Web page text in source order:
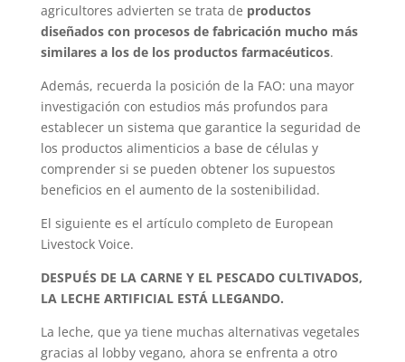
agricultores advierten se trata de productos
diseñados con procesos de fabricación mucho más
similares a los de los productos farmacéuticos.
Además, recuerda la posición de la FAO: una mayor
investigación con estudios más profundos para
establecer un sistema que garantice la seguridad de
los productos alimenticios a base de células y
comprender si se pueden obtener los supuestos
beneficios en el aumento de la sostenibilidad.
El siguiente es el artículo completo de European
Livestock Voice.
DESPUÉS DE LA CARNE Y EL PESCADO CULTIVADOS,
LA LECHE ARTIFICIAL ESTÁ LLEGANDO.
La leche, que ya tiene muchas alternativas vegetales
gracias al lobby vegano, ahora se enfrenta a otro